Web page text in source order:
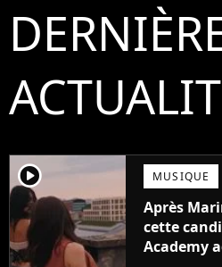
player2 MUSIQUE
Après
cette
Academy